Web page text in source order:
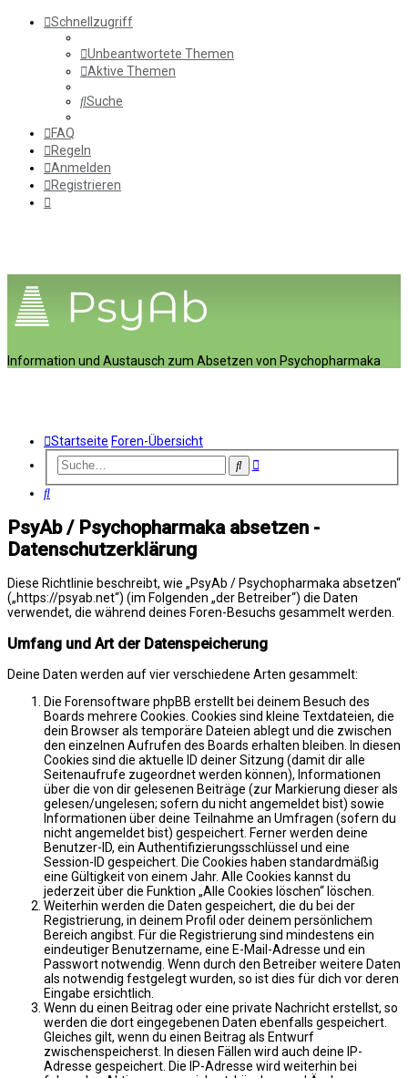
Schnellzugriff
Unbeantwortete Themen
Aktive Themen
Suche
FAQ
Regeln
Anmelden
Registrieren
Information und Austausch zum Absetzen von Psychopharmaka
Startseite Foren-Übersicht
SucheErweiterte
Suche
PsyAb / Psychopharmaka absetzen -
Datenschutzerklärung
Diese Richtlinie beschreibt, wie „PsyAb / Psychopharmaka absetzen“
(„https://psyab.net“) (im Folgenden „der Betreiber“) die Daten
verwendet, die während deines Foren-Besuchs gesammelt werden.
Umfang und Art der Datenspeicherung
Deine Daten werden auf vier verschiedene Arten gesammelt:
Die Forensoftware phpBB erstellt bei deinem Besuch des
Boards mehrere Cookies. Cookies sind kleine Textdateien, die
dein Browser als temporäre Dateien ablegt und die zwischen
den einzelnen Aufrufen des Boards erhalten bleiben. In diesen
Cookies sind die aktuelle ID deiner Sitzung (damit dir alle
Seitenaufrufe zugeordnet werden können), Informationen
über die von dir gelesenen Beiträge (zur Markierung dieser als
gelesen/ungelesen; sofern du nicht angemeldet bist) sowie
Informationen über deine Teilnahme an Umfragen (sofern du
nicht angemeldet bist) gespeichert. Ferner werden deine
Benutzer-ID, ein Authentifizierungsschlüssel und eine
Session-ID gespeichert. Die Cookies haben standardmäßig
eine Gültigkeit von einem Jahr. Alle Cookies kannst du
jederzeit über die Funktion „Alle Cookies löschen“ löschen.
Weiterhin werden die Daten gespeichert, die du bei der
Registrierung, in deinem Profil oder deinem persönlichem
Bereich angibst. Für die Registrierung sind mindestens ein
eindeutiger Benutzername, eine E-Mail-Adresse und ein
Passwort notwendig. Wenn durch den Betreiber weitere Daten
als notwendig festgelegt wurden, so ist dies für dich vor deren
Eingabe ersichtlich.
Wenn du einen Beitrag oder eine private Nachricht erstellst, so
werden die dort eingegebenen Daten ebenfalls gespeichert.
Gleiches gilt, wenn du einen Beitrag als Entwurf
zwischenspeicherst. In diesen Fällen wird auch deine IP-
Adresse gespeichert. Die IP-Adresse wird weiterhin bei